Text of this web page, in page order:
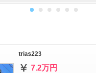
trias223
7.2万円